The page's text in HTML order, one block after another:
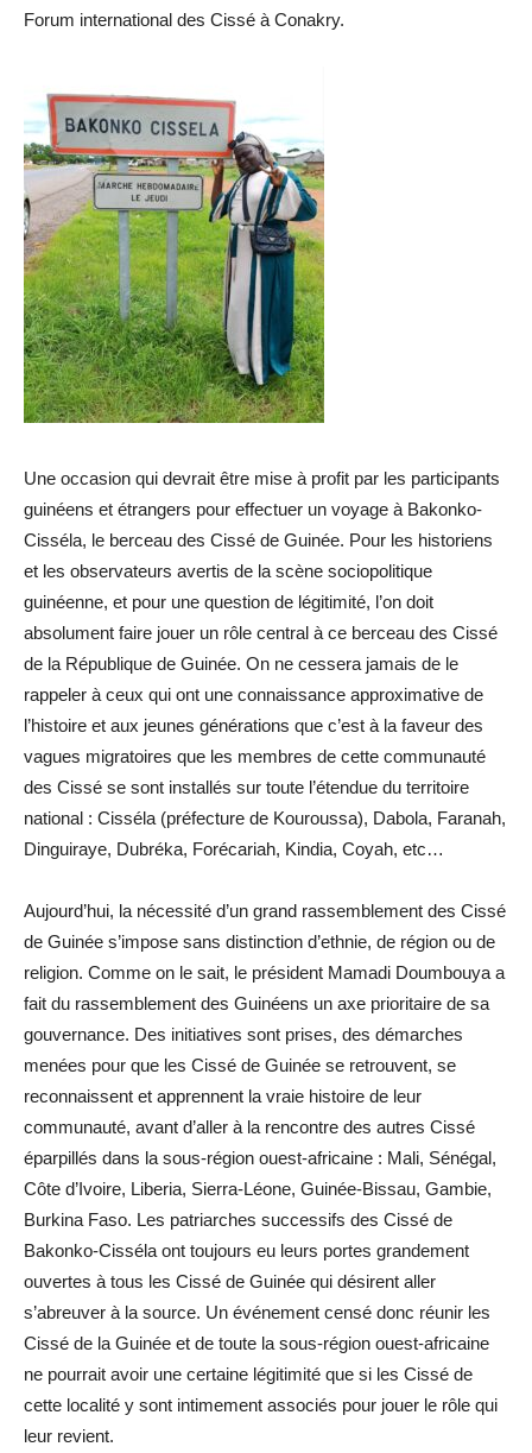
Forum international des Cissé à Conakry.
Une occasion qui devrait être mise à profit par les participants
guinéens et étrangers pour effectuer un voyage à Bakonko-
Cisséla, le berceau des Cissé de Guinée. Pour les historiens
et les observateurs avertis de la scène sociopolitique
guinéenne, et pour une question de légitimité, l’on doit
absolument faire jouer un rôle central à ce berceau des Cissé
de la République de Guinée. On ne cessera jamais de le
rappeler à ceux qui ont une connaissance approximative de
l’histoire et aux jeunes générations que c’est à la faveur des
vagues migratoires que les membres de cette communauté
des Cissé se sont installés sur toute l’étendue du territoire
national : Cisséla (préfecture de Kouroussa), Dabola, Faranah,
Dinguiraye, Dubréka, Forécariah, Kindia, Coyah, etc…
Aujourd’hui, la nécessité d’un grand rassemblement des Cissé
de Guinée s’impose sans distinction d’ethnie, de région ou de
religion. Comme on le sait, le président Mamadi Doumbouya a
fait du rassemblement des Guinéens un axe prioritaire de sa
gouvernance. Des initiatives sont prises, des démarches
menées pour que les Cissé de Guinée se retrouvent, se
reconnaissent et apprennent la vraie histoire de leur
communauté, avant d’aller à la rencontre des autres Cissé
éparpillés dans la sous-région ouest-africaine : Mali, Sénégal,
Côte d’Ivoire, Liberia, Sierra-Léone, Guinée-Bissau, Gambie,
Burkina Faso. Les patriarches successifs des Cissé de
Bakonko-Cisséla ont toujours eu leurs portes grandement
ouvertes à tous les Cissé de Guinée qui désirent aller
s’abreuver à la source. Un événement censé donc réunir les
Cissé de la Guinée et de toute la sous-région ouest-africaine
ne pourrait avoir une certaine légitimité que si les Cissé de
cette localité y sont intimement associés pour jouer le rôle qui
leur revient.